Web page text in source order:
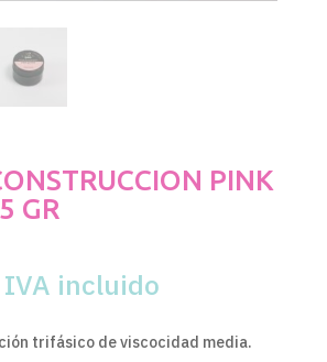
PINK
GR
IVA incluido
trifásico de viscocidad media.